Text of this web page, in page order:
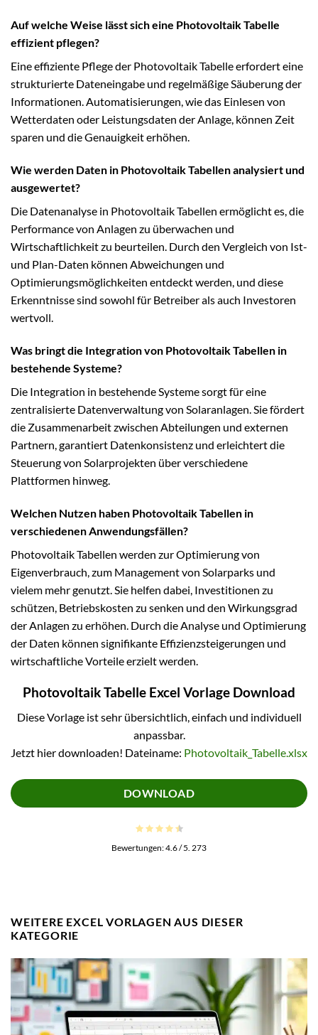
Auf welche Weise lässt sich eine Photovoltaik Tabelle
effizient pflegen?
Eine effiziente Pflege der Photovoltaik Tabelle erfordert eine
strukturierte Dateneingabe und regelmäßige Säuberung der
Informationen. Automatisierungen, wie das Einlesen von
Wetterdaten oder Leistungsdaten der Anlage, können Zeit
sparen und die Genauigkeit erhöhen.
Wie werden Daten in Photovoltaik Tabellen analysiert und
ausgewertet?
Die Datenanalyse in Photovoltaik Tabellen ermöglicht es, die
Performance von Anlagen zu überwachen und
Wirtschaftlichkeit zu beurteilen. Durch den Vergleich von Ist-
und Plan-Daten können Abweichungen und
Optimierungsmöglichkeiten entdeckt werden, und diese
Erkenntnisse sind sowohl für Betreiber als auch Investoren
wertvoll.
Was bringt die Integration von Photovoltaik Tabellen in
bestehende Systeme?
Die Integration in bestehende Systeme sorgt für eine
zentralisierte Datenverwaltung von Solaranlagen. Sie fördert
die Zusammenarbeit zwischen Abteilungen und externen
Partnern, garantiert Datenkonsistenz und erleichtert die
Steuerung von Solarprojekten über verschiedene
Plattformen hinweg.
Welchen Nutzen haben Photovoltaik Tabellen in
verschiedenen Anwendungsfällen?
Photovoltaik Tabellen werden zur Optimierung von
Eigenverbrauch, zum Management von Solarparks und
vielem mehr genutzt. Sie helfen dabei, Investitionen zu
schützen, Betriebskosten zu senken und den Wirkungsgrad
der Anlagen zu erhöhen. Durch die Analyse und Optimierung
der Daten können signifikante Effizienzsteigerungen und
wirtschaftliche Vorteile erzielt werden.
Photovoltaik Tabelle Excel Vorlage Download
Diese Vorlage ist sehr übersichtlich, einfach und individuell
anpassbar.
Jetzt hier downloaden! Dateiname: Photovoltaik_Tabelle.xlsx
DOWNLOAD
Bewertungen:4.6/ 5. 273
WEITERE EXCEL VORLAGEN AUS DIESER
KATEGORIE